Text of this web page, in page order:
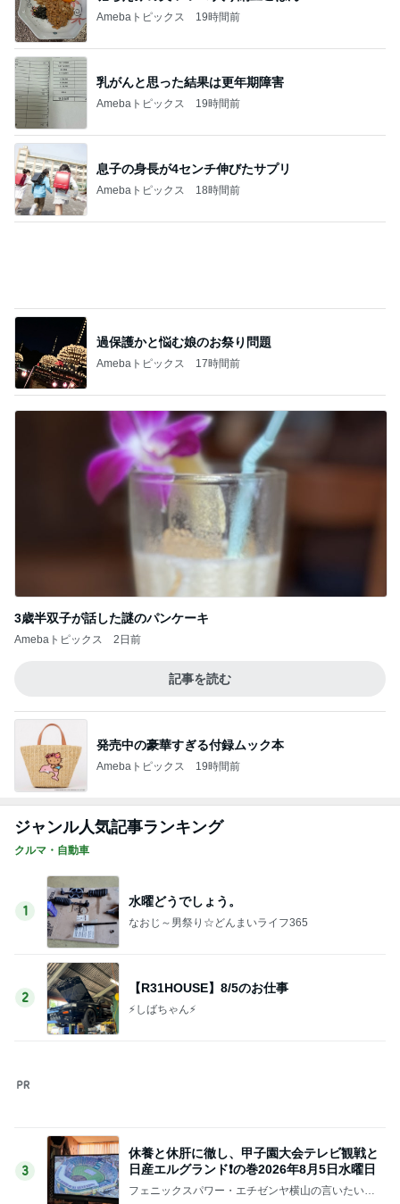
Amebaトピックス 19時間前
乳がんと思った結果は更年期障害
Amebaトピックス 19時間前
息子の身長が4センチ伸びたサプリ
Amebaトピックス 18時間前
3歳半双子が話した謎のパンケーキ
2日前
記事を読む
Amebaトピックス 19時間前
ジャンル人気記事ランキング
クルマ・自動車
1
なおじ～男祭り☆どんまいライフ365
2
【R31HOUSE】8/5のお仕事
⚡️しばちゃん⚡
3
休養と休肝に徹し、甲子園大会テレビ観戦と
日産エルグランド❗の巻2026年8月5日水曜日
フェニックスパワー・エチゼンヤ横山の言いたい放
4
5
ご成約のご案内と灼熱の内装作業は、